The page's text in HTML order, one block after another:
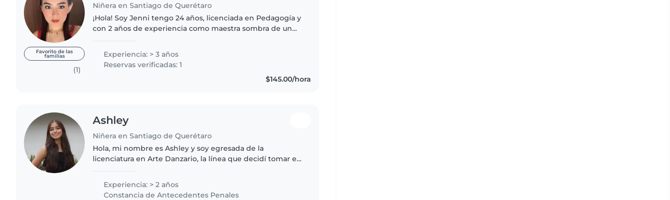
Favorito de las
familias
(1)
Niñera en Santiago de Querétaro
¡Hola! Soy Jenni tengo 24 años, licenciada en Pedagogía y
con 2 años de experiencia como maestra sombra de un
encanta cocinar y compartir..
Experiencia: > 3 años
Reservas verificadas: 1
$145.00/hora
Ashley
Niñera en Santiago de Querétaro
Hola, mi nombre es Ashley y soy egresada de la
licenciatura en Arte Danzario, la línea que decidí tomar es
Experiencia: > 2 años
Constancia de Antecedentes Penales